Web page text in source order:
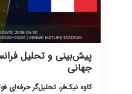
پیش‌بینی و تحلیل
جهانی
کاوه نیک‌فر، تحلیل‌گر حرفه‌ای